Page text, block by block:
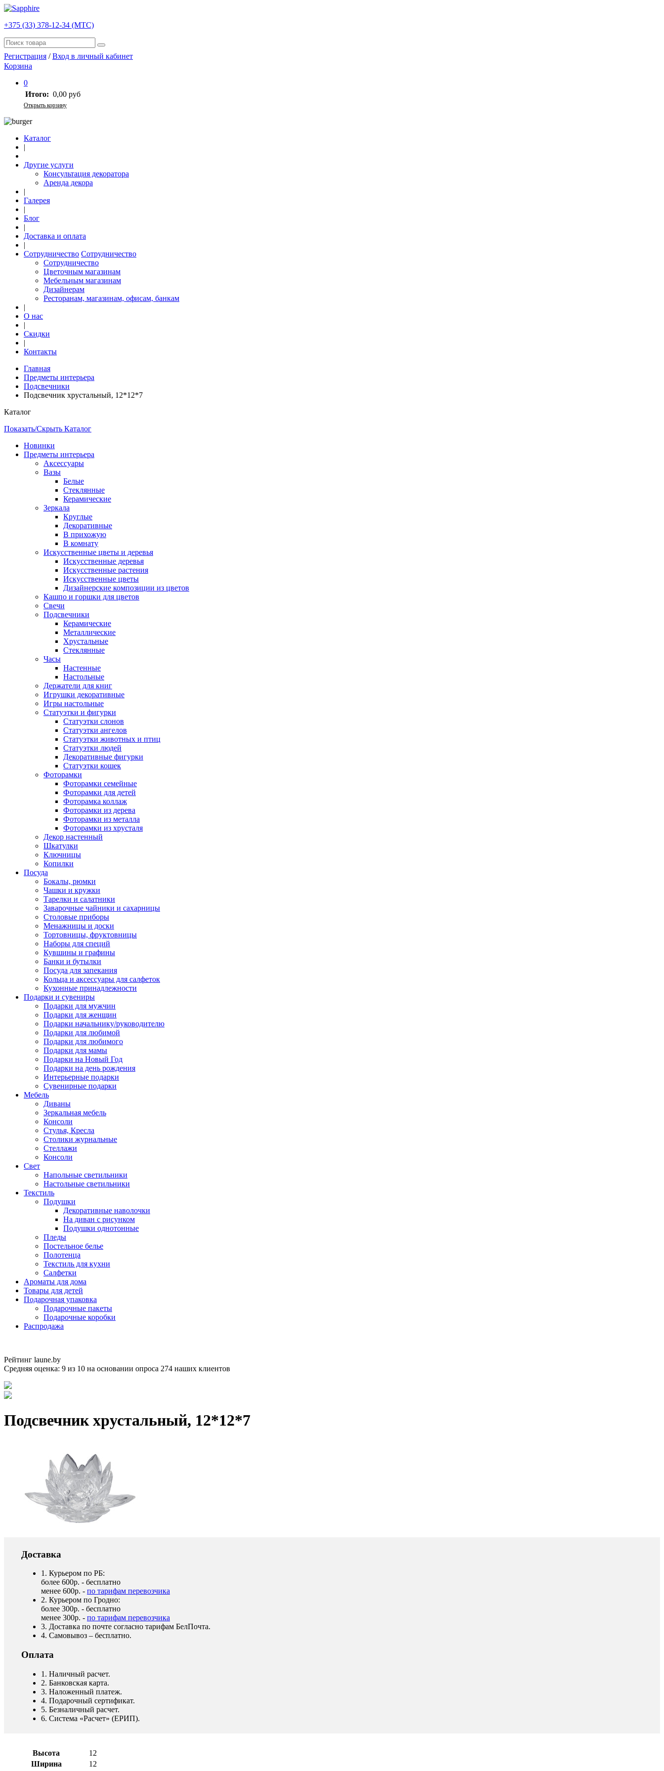
+375 (33) 378-12-34 (МТС)
Регистрация /Вход в личный кабинет
Корзина
0
Итого: 0,00 руб
Открыть корзину
Каталог
|
Другие услуги
Консультация декоратора
Аренда декора
|
Галерея
|
Блог
|
Доставка и оплата
|
Сотрудничество Сотрудничество
Сотрудничество
Цветочным магазинам
Мебельным магазинам
Дизайнерам
Ресторанам, магазинам, офисам, банкам
|
О нас
|
Скидки
|
Контакты
Главная
Предметы интерьера
Подсвечники
Подсвечник хрустальный, 12*12*7
Каталог
Показать/Скрыть Каталог
Новинки
Предметы интерьера
Аксессуары
Вазы
Белые
Стеклянные
Керамические
Зеркала
Круглые
Декоративные
В прихожую
В комнату
Искусственные цветы и деревья
Искусственные деревья
Искусственные растения
Искусственные цветы
Дизайнерские композиции из цветов
Кашпо и горшки для цветов
Свечи
Подсвечники
Керамические
Металлические
Хрустальные
Стеклянные
Часы
Настенные
Настольные
Держатели для книг
Игрушки декоративные
Игры настольные
Статуэтки и фигурки
Статуэтки слонов
Статуэтки ангелов
Статуэтки животных и птиц
Статуэтки людей
Декоративные фигурки
Статуэтки кошек
Фоторамки
Фоторамки семейные
Фоторамки для детей
Фоторамка коллаж
Фоторамки из дерева
Фоторамки из металла
Фоторамки из хрусталя
Декор настенный
Шкатулки
Ключницы
Копилки
Посуда
Бокалы, рюмки
Чашки и кружки
Тарелки и салатники
Заварочные чайники и сахарницы
Столовые приборы
Менажницы и доски
Тортовницы, фруктовницы
Наборы для специй
Кувшины и графины
Банки и бутылки
Посуда для запекания
Кольца и аксессуары для салфеток
Кухонные принадлежности
Подарки и сувениры
Подарки для мужчин
Подарки для женщин
Подарки начальнику/руководителю
Подарки для любимой
Подарки для любимого
Подарки для мамы
Подарки на Новый Год
Подарки на день рождения
Интерьерные подарки
Сувенирные подарки
Мебель
Диваны
Зеркальная мебель
Консоли
Стулья, Кресла
Столики журнальные
Стеллажи
Консоли
Свет
Напольные светильники
Настольные светильники
Текстиль
Подушки
Декоративные наволочки
На диван с рисунком
Подушки однотонные
Пледы
Постельное белье
Полотенца
Текстиль для кухни
Салфетки
Ароматы для дома
Товары для детей
Подарочная упаковка
Подарочные пакеты
Подарочные коробки
Распродажа
Рейтинг laune.by
Средняя оценка: 9 из 10 на основании опроса 274 наших клиентов
Подсвечник хрустальный, 12*12*7
Доставка
1. Курьером по РБ:
более 600р. - бесплатно
менее 600р. - по тарифам перевозчика
2. Курьером по Гродно:
более 300р. - бесплатно
менее 300р. - по тарифам перевозчика
3. Доставка по почте согласно тарифам БелПочта.
4. Самовывоз – бесплатно.
Оплата
1. Наличный расчет.
2. Банковская карта.
3. Наложенный платеж.
4. Подарочный сертификат.
5. Безналичный расчет.
6. Система «Расчет» (ЕРИП).
Высота
12
Ширина
12